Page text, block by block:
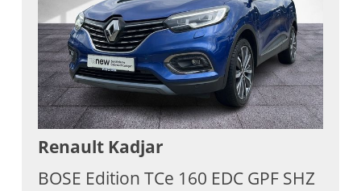
Renault Kadjar
BOSE Edition TCe 160 EDC GPF SHZ